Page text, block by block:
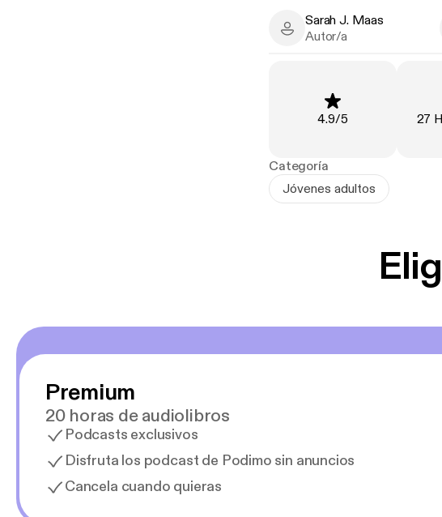
para entrenar a la
En un mundo arrasado
monstruos interiores
Sarah J. Maas - Author
Sarah J. Maas
Autor/a
Clasificación
4.9/5 27
Categoría
Jóvenes adultos
Premium
20 horas de audiolibros
Podcasts exclusivos
Disfruta los podcast de Podimo sin anuncios
Cancela cuando quieras